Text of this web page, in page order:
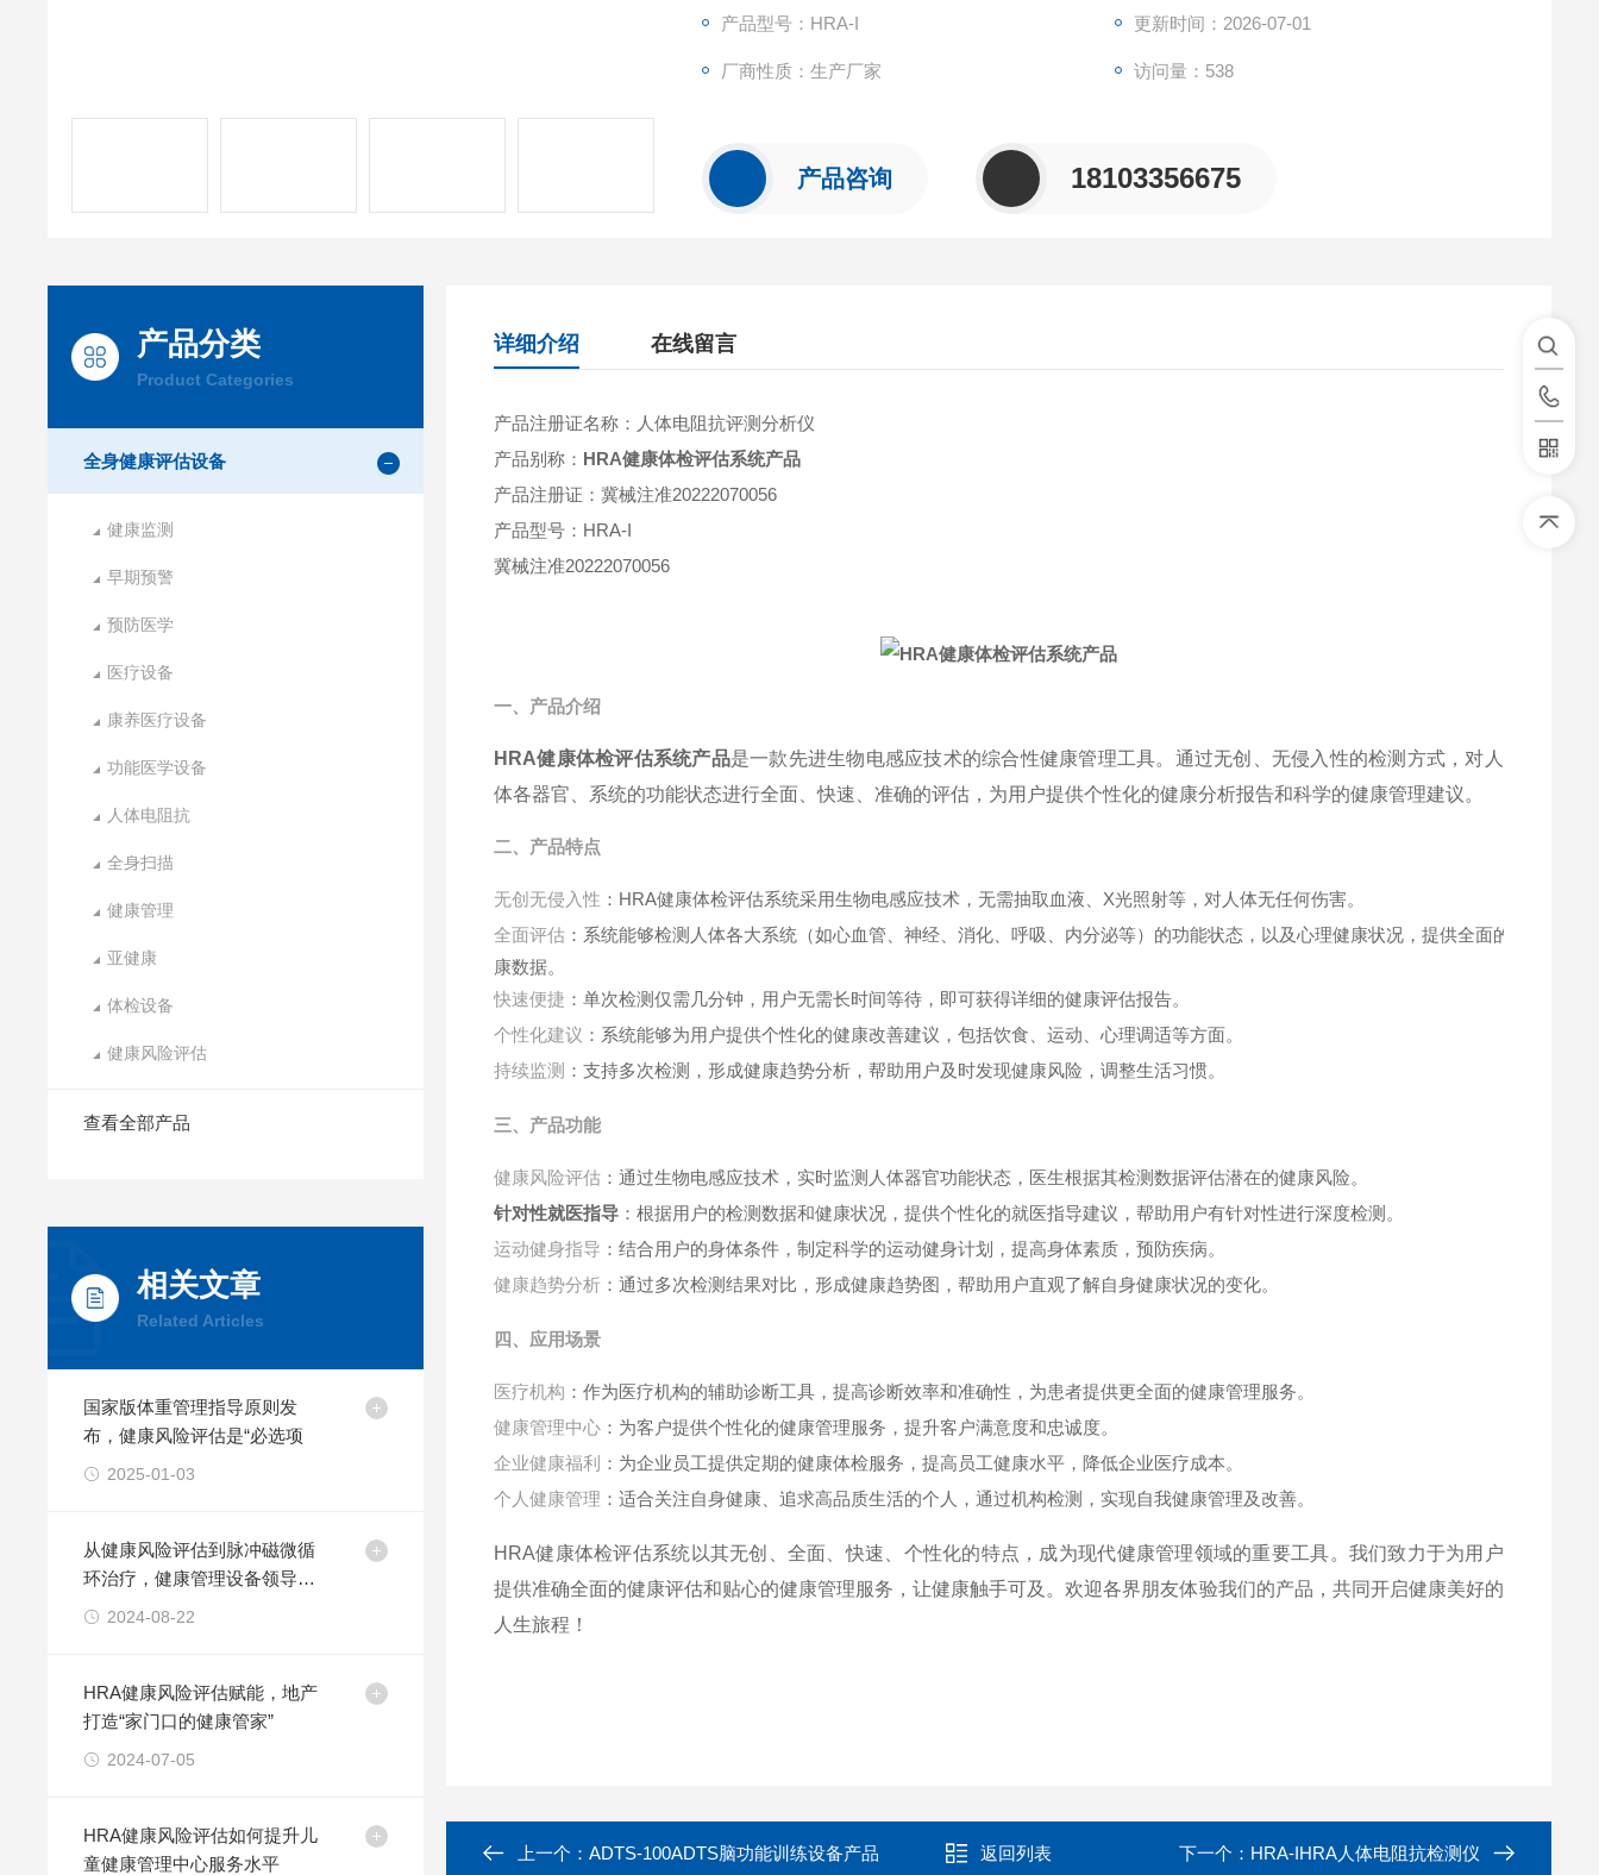
产品型号：HRA-I 更新时间：2026-07-01
厂商性质：生产厂家 访问量：538
产品咨询 18103356675
产品分类
Product Categories
全身健康评估设备
健康监测
早期预警
预防医学
医疗设备
康养医疗设备
功能医学设备
人体电阻抗
全身扫描
健康管理
亚健康
体检设备
健康风险评估
查看全部产品
相关文章
Related Articles
国家版体重管理指导原则发
布，健康风险评估是“必选项
2025-01-03
从健康风险评估到脉冲磁微循
环治疗，健康管理设备领导新
风尚2024-08-22
HRA健康风险评估赋能，地产
打造“家门口的健康管家”
2024-07-05
HRA健康风险评估如何提升儿
童健康管理中心服务水平
详细介绍 在线留言
产品注册证名称：人体电阻抗评测分析仪
产品别称： HRA健康体检评估系统产品
产品注册证：冀械注准20222070056
产品型号：HRA-I
冀械注准20222070056
一、产品介绍
HRA健康体检评估系统产品是一款先进生物电感应技术的综合性健康管理工具。通过无创、无侵入性的检测方式，对人
体各器官、系统的功能状态进行全面、快速、准确的评估，为用户提供个性化的健康分析报告和科学的健康管理建议。
二、产品特点
无创无侵入性 ：HRA健康体检评估系统采用生物电感应技术，无需抽取血液、X光照射等，对人体无任何伤害。
全面评估 ：系统能够检测人体各大系统（如心血管、神经、消化、呼吸、内分泌等）的功能状态，以及心理健康状况，提供全面的健
康数据。
快速便捷 ：单次检测仅需几分钟，用户无需长时间等待，即可获得详细的健康评估报告。
个性化建议 ：系统能够为用户提供个性化的健康改善建议，包括饮食、运动、心理调适等方面。
持续监测 ：支持多次检测，形成健康趋势分析，帮助用户及时发现健康风险，调整生活习惯。
三、产品功能
健康风险评估 ：通过生物电感应技术，实时监测人体器官功能状态，医生根据其检测数据评估潜在的健康风险。
针对性就医指导 ：根据用户的检测数据和健康状况，提供个性化的就医指导建议，帮助用户有针对性进行深度检测。
运动健身指导 ：结合用户的身体条件，制定科学的运动健身计划，提高身体素质，预防疾病。
健康趋势分析 ：通过多次检测结果对比，形成健康趋势图，帮助用户直观了解自身健康状况的变化。
四、应用场景
医疗机构 ：作为医疗机构的辅助诊断工具，提高诊断效率和准确性，为患者提供更全面的健康管理服务。
健康管理中心 ：为客户提供个性化的健康管理服务，提升客户满意度和忠诚度。
企业健康福利 ：为企业员工提供定期的健康体检服务，提高员工健康水平，降低企业医疗成本。
个人健康管理 ：适合关注自身健康、追求高品质生活的个人，通过机构检测，实现自我健康管理及改善。
HRA健康体检评估系统以其无创、全面、快速、个性化的特点，成为现代健康管理领域的重要工具。我们致力于为用户
提供准确全面的健康评估和贴心的健康管理服务，让健康触手可及。欢迎各界朋友体验我们的产品，共同开启健康美好的
人生旅程！
上一个：ADTS-100ADTS脑功能训练设备产品 返回列表 下一个： HRA-IHRA人体电阻抗检测仪